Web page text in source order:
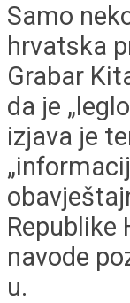
Samo
hrvatska
Grabar
da je
izjava je
Republike
navode
u.